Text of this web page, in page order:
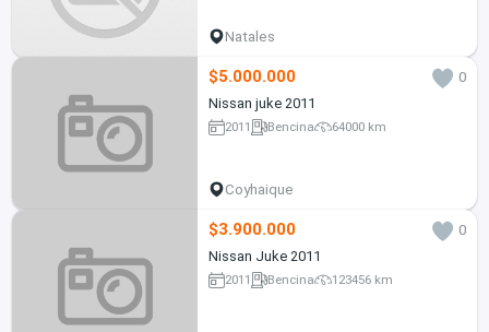
Natales
$5.000.000
0
Nissan juke 2011
2011 Bencina 64000 km
Coyhaique
$3.900.000
0
Nissan Juke 2011
2011 Bencina 123456 km